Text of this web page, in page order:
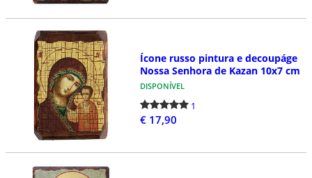
Ícone russo pintura e decoupáge
Nossa Senhora de Kazan 10x7 cm
DISPONÍVEL
1
€ 17,90